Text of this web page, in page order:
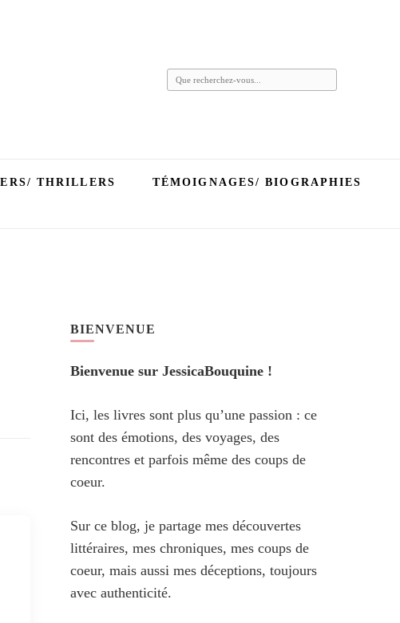
Vous
THRILLERS
TÉMOIGNAGES/ BIOGRAPHIES
BIENVENUE
Bienvenue sur JessicaBouquine !
Ici, les livres sont plus qu’une passion : ce
sont des émotions, des voyages, des
rencontres et parfois même des coups de
coeur.
Sur ce blog, je partage mes découvertes
littéraires, mes chroniques, mes coups de
coeur, mais aussi mes déceptions, toujours
avec authenticité.